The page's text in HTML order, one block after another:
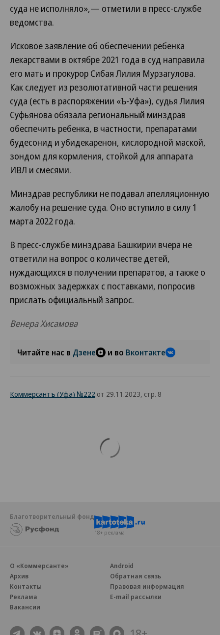
суда не исполняло»,— отметили в пресс-службе
ведомства.
Исковое заявление об обеспечении ребенка
лекарствами в октябре 2021 года в суд направила
его мать и прокурор Сибая Лилия Мурзагулова.
Как следует из резолютативной части решения
суда (есть в распоряжении «Ъ-Уфа»), судья Лилия
Суфьянова обязала региональный минздрав
обеспечить ребенка, в частности, препаратами
будесонид и убидекаренон, кислородной маской,
зондом для кормления, стойкой для аппарата
ИВЛ и смесями.
Минздрав республики не подавал апелляционную
жалобу на решение суда. Оно вступило в силу 1
марта 2022 года.
В пресс-службе минздрава Башкирии вчера не
ответили на вопрос о количестве детей,
нуждающихся в получении препаратов, а также о
возможных задержках с поставками, попросив
прислать официальный запрос.
Венера Хисамова
Читайте нас в Дзене и во Вконтакте
Коммерсантъ (Уфа) №222 от 29.11.2023, стр. 8
Благотворительный фонд
18+ реклама
О «Коммерсанте»
Архив
Контакты
Реклама
Вакансии
Android
Обратная связь
Правовая информация
E-mail рассылки